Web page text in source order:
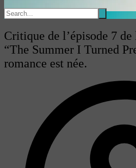
Critique de l’épisode 7 de
“The Summer I Turned
romance est née.